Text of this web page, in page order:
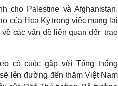
cho Palestine và Afghanistan.
của Hoa Kỳ trong việc mang lại
các vấn đề liên quan đến trao
có cuộc gặp với Tổng thống
lên đường đến thăm Việt Nam